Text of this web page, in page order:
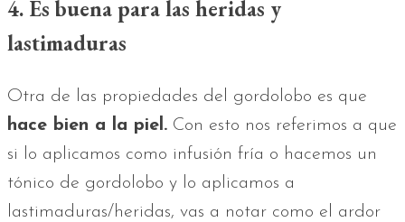
4. Es buena para las heridas y
lastimaduras
Otra de las propiedades del gordolobo es que
hace bien a la piel. Con esto nos referimos a que
si lo aplicamos como infusión fría o hacemos un
tónico de gordolobo y lo aplicamos a
lastimaduras/heridas, vas a notar como el ardor